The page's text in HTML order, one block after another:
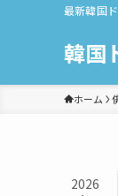
最新韓国
韓国
ホーム
2026